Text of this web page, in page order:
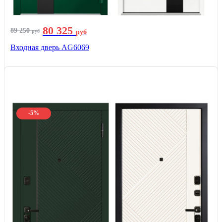
89 250руб 80 325 руб
Входная дверь AG6069
-5%